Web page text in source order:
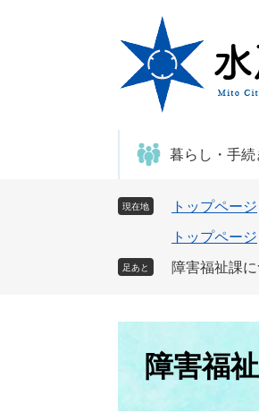
暮らし・手続
現在地 トップページ
トップページ
足あと 障害福祉課
障害福